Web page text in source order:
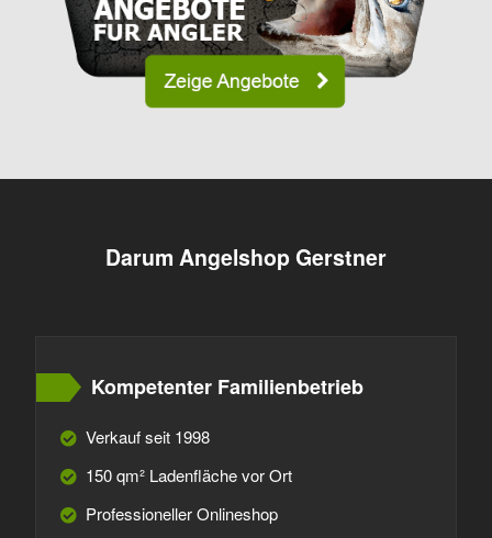
Darum Angelshop Gerstner
Kompetenter Familienbetrieb
Verkauf seit 1998
150 qm² Ladenfläche vor Ort
Professioneller Onlineshop